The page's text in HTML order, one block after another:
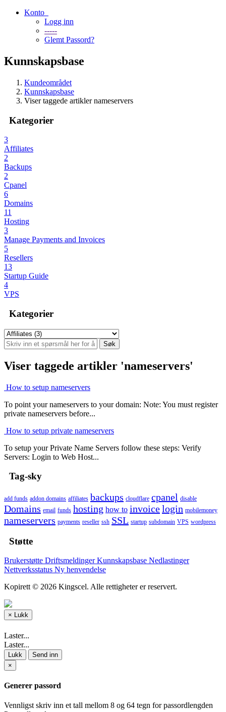
Konto
Logg inn
-----
Glemt Passord?
Kunnskapsbase
Kundeområdet
Kunnskapsbase
Viser taggede artikler nameservers
Kategorier
3
Affiliates
2
Backups
2
Cpanel
6
Domains
11
Hosting
3
Manage Payments and Invoices
5
Resellers
13
Startup Guide
4
VPS
Kategorier
Viser taggede artikler 'nameservers'
How to setup nameservers
To point your nameservers to your domain: Note: You must register
private nameservers before...
How to setup private nameservers
To setup your Private Name Servers follow these steps: Verify
Servers: Login to Web Host...
Tag-sky
add funds addon domains affiliates backups cloudflare cpanel disable
Domains email funds hosting how to invoicelogin mobilemoney
nameservers payments reseller ssh SSL startup subdomain VPS wordpress
Støtte
Brukerstøtte DriftsmeldingerKunnskapsbase Nedlastinger
Nettverksstatus Ny henvendelse
Kopirett © 2026 Kingscel. Alle rettigheter er reservert.
× Lukk
Laster...
Laster...
Lukk
Send inn
×
Generer passord
Vennligst skriv inn et tall mellom 8 og 64 tegn for passordlengden